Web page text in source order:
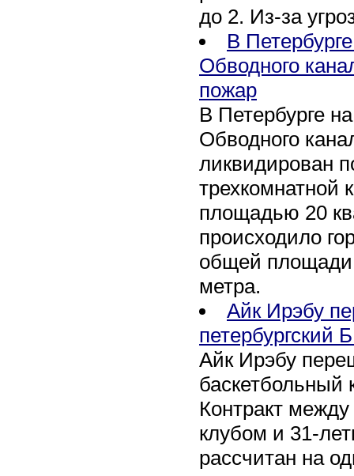
до 2. Из-за
В
Обводного
пожар
В Петербурге
Обводного
ликвидирован
трехкомнатной
площадью 20
происходило
общей площади
метра.
Айк Ирэбу
петербургский
Айк Ирэбу
баскетбольный
Контракт между
клубом и 31-
рассчитан на